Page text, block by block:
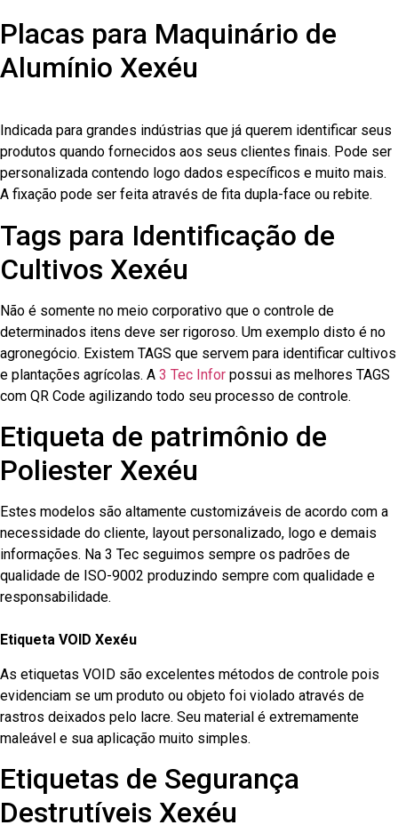
Placas para Maquinário de
Alumínio Xexéu
Indicada para grandes indústrias que já querem identificar seus
produtos quando fornecidos aos seus clientes finais. Pode ser
personalizada contendo logo dados específicos e muito mais.
A fixação pode ser feita através de fita dupla-face ou rebite.
Tags para Identificação de
Cultivos Xexéu
Não é somente no meio corporativo que o controle de
determinados itens deve ser rigoroso. Um exemplo disto é no
agronegócio. Existem TAGS que servem para identificar cultivos
e plantações agrícolas. A 3 Tec Infor possui as melhores TAGS
com QR Code agilizando todo seu processo de controle.
Etiqueta de patrimônio de
Poliester Xexéu
Estes modelos são altamente customizáveis de acordo com a
necessidade do cliente, layout personalizado, logo e demais
informações. Na 3 Tec seguimos sempre os padrões de
qualidade de ISO-9002 produzindo sempre com qualidade e
responsabilidade.
Etiqueta VOID Xexéu
As etiquetas VOID são excelentes métodos de controle pois
evidenciam se um produto ou objeto foi violado através de
rastros deixados pelo lacre. Seu material é extremamente
maleável e sua aplicação muito simples.
Etiquetas de Segurança
Destrutíveis Xexéu